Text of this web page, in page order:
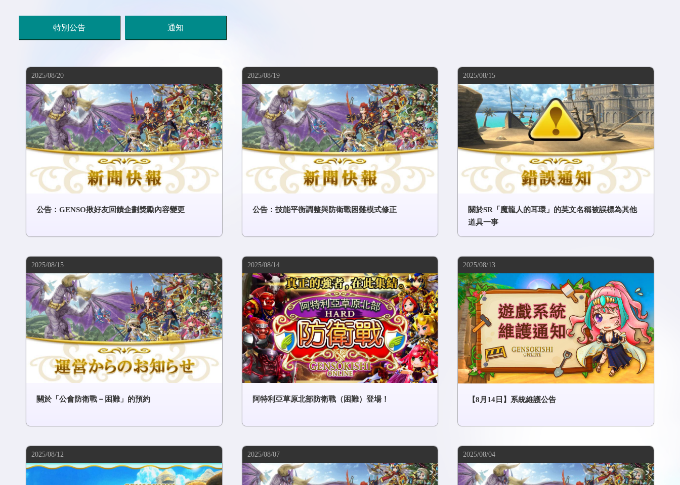
特別公告 通知
2025/08/20
公告：GENSO揪好友回饋企劃獎勵內容變更
2025/08/19
公告：技能平衡調整與防衛戰困難模式修正
2025/08/15
關於SR「魔龍人的耳環」的英文名稱被誤標為其他
道具一事
2025/08/15
關於「公會防衛戰－困難」的預約
2025/08/14
阿特利亞草原北部防衛戰（困難）登場！
2025/08/13
【8月14日】系統維護公告
2025/08/12 2025/08/07 2025/08/04